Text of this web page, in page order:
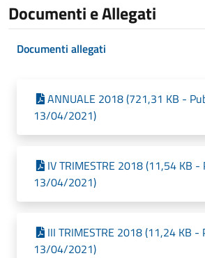
Documenti e Allegati
Documenti allegati
ANNUALE 2018 (721,31 KB -
13/04/2021)
IV TRIMESTRE 2018 (11,54 KB
13/04/2021)
III TRIMESTRE 2018 (11,24 KB -
13/04/2021)